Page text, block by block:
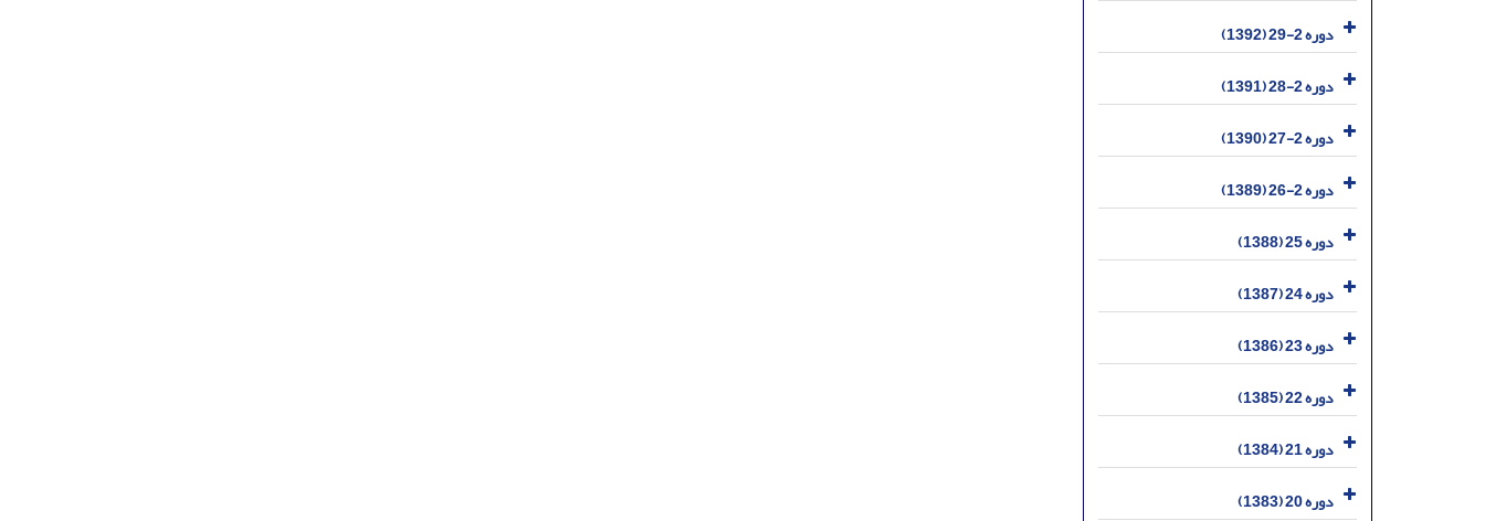
دوره 2-29 (1392)
دوره 2-28 (1391)
دوره 2-27 (1390)
دوره 2-26 (1389)
دوره 25 (1388)
دوره 24 (1387)
دوره 23 (1386)
دوره 22 (1385)
دوره 21 (1384)
دوره 20 (1383)